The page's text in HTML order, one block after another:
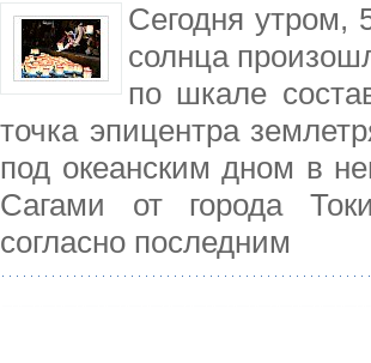
Сегодня утром,
солнца
по шкале
точка эпицентра
под океанским дном в
Сагами от города
согласно последним